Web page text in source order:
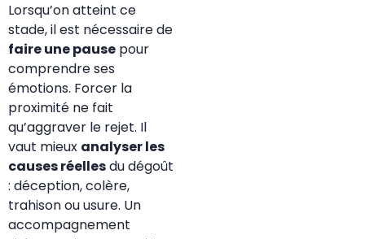
Lorsqu’on atteint ce
stade, il est nécessaire de
faire une pause pour
comprendre ses
émotions. Forcer la
proximité ne fait
qu’aggraver le rejet. Il
vaut mieux analyser les
causes réellesdu dégoût
: déception, colère,
trahison ou usure. Un
accompagnement